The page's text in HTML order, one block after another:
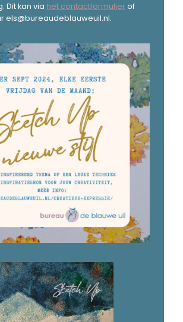
Dit kan via het contactformulierof
els@bureaudeblauweuil.nl.